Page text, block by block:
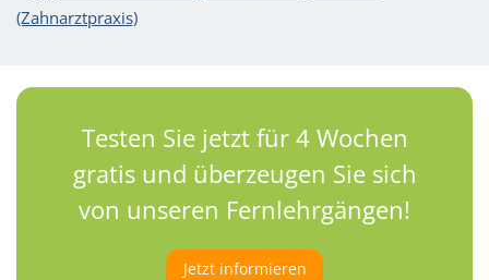
(Zahnarztpraxis)
Testen Sie jetzt für 4 Wochen
gratis und überzeugen Sie sich
von unseren Fernlehrgängen!
Jetzt informieren